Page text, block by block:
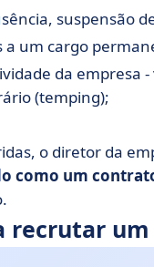
suspensão
um cargo
da empresa
(temping);
o diretor da
como um
recrutar